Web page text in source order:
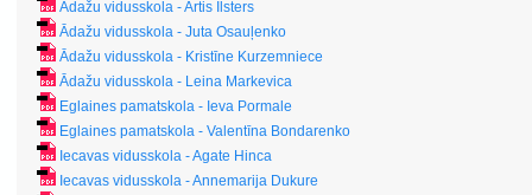
Ādažu vidusskola - Artis Ilsters
Ādažu vidusskola - Juta Osauļenko
Ādažu vidusskola - Kristīne Kurzemniece
Ādažu vidusskola - Leina Markevica
Eglaines pamatskola - Ieva Pormale
Eglaines pamatskola - Valentīna Bondarenko
Iecavas vidusskola - Agate Hinca
Iecavas vidusskola - Annemarija Dukure